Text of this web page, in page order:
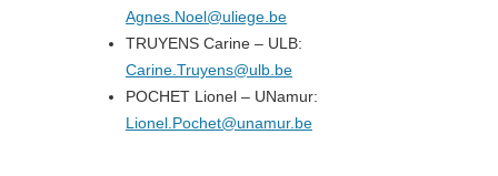
Agnes.Noel@uliege.be
TRUYENS Carine – ULB:
Carine.Truyens@ulb.be
POCHET Lionel – UNamur:
Lionel.Pochet@unamur.be